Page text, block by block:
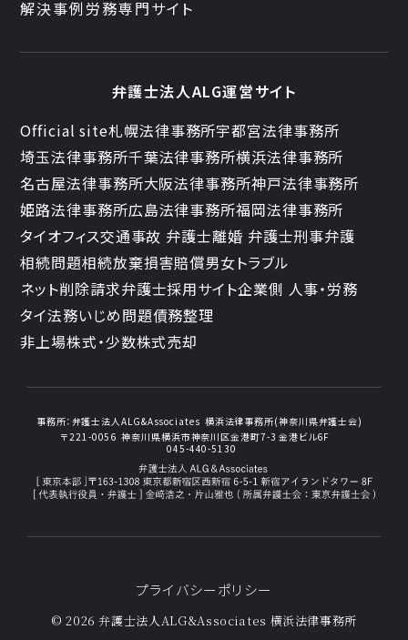
解決事例労務専門サイト
弁護士法人ALG運営サイト
Official site札幌法律事務所宇都宮法律事務所
埼玉法律事務所千葉法律事務所横浜法律事務所
名古屋法律事務所大阪法律事務所神戸法律事務所
姫路法律事務所広島法律事務所福岡法律事務所
タイオフィス交通事故 弁護士離婚 弁護士刑事弁護
相続問題相続放棄損害賠償男女トラブル
ネット削除請求弁護士採用サイト企業側 人事・労務
タイ法務いじめ問題債務整理
非上場株式・少数株式売却
事務所： 弁護士法人ALG&Associates 横浜法律事務所(神奈川県弁護士会)
〒221-0056 神奈川県横浜市神奈川区金港町7-3金港ビル6F
045-440-5130
プライバシーポリシー
© 2026 弁護士法人ALG&Associates 横浜法律事務所